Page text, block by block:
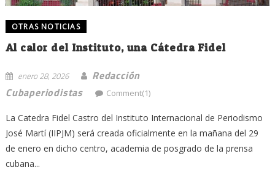
OTRAS NOTICIAS
Al calor del Instituto, una Cátedra Fidel
enero 28, 2026
Redacción
Cubaperiodistas
Comment(1)
La Catedra Fidel Castro del Instituto Internacional de Periodismo
José Martí (IIPJM) será creada oficialmente en la mañana del 29
de enero en dicho centro, academia de posgrado de la prensa
cubana...